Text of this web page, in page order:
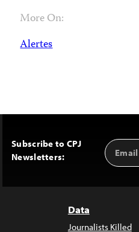
More On:
Alertes
Subscribe to CPJ
Newsletters:
Email
Address
Data
Journalists Killed